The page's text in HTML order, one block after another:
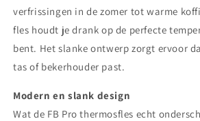
verfrissingen in de zomer tot warme
fles houdt je drank op de perfecte
bent. Het slanke ontwerp zorgt ervoor
tas of bekerhouder past.
Modern en slank design
Wat de FB Pro thermosfles echt